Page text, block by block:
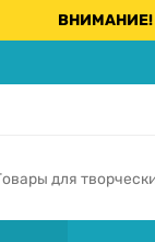
ВНИМАНИЕ!
для